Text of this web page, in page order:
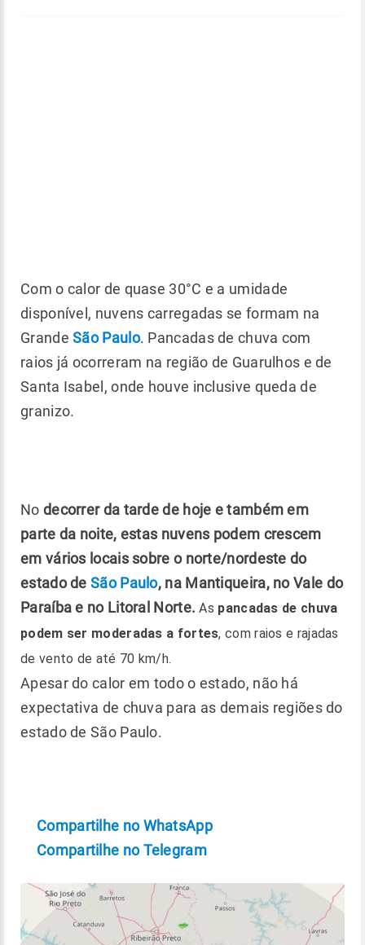
Com o calor de quase 30°C e a umidade
disponível, nuvens carregadas se formam na
GrandeSão Paulo. Pancadas de chuva com
raios já ocorreram na região de Guarulhos e de
Santa Isabel, onde houve inclusive queda de
granizo.
No decorrer da tarde de hoje e também em
parte da noite, estas nuvens podem crescem
em vários locais sobre o norte/nordeste do
estado deSão Paulo, na Mantiqueira, no Vale do
Paraíba e no Litoral Norte. As pancadas de chuva
podem ser moderadas a fortes, com raios e rajadas
de vento de até 70 km/h.
Apesar do calor em todo o estado, não há
expectativa de chuva para as demais regiões do
estado de São Paulo.
Compartilhe no WhatsApp
Compartilhe no Telegram